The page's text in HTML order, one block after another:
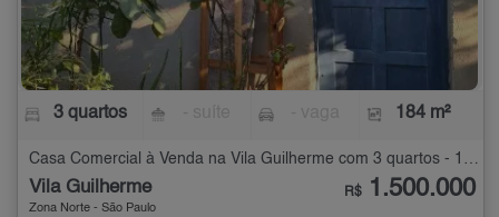
3 quartos 184 m²
Casa Comercial à Venda na Vila Guilherme com 3 quartos - 184 m²
Vila Guilherme
Zona Norte - São Paulo
R$ 1.500.000